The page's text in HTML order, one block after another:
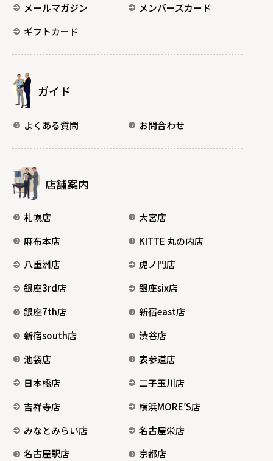
メールマガジン
メンバーズカード
ギフトカード
ガイド
よくある質問 お問合わせ
店舗案内
札幌店
大宮店
麻布本店
KITTE 丸の内店
八重洲店
虎ノ門店
銀座3rd店
銀座six店
銀座7th店
新宿east店
新宿south店
渋谷店
池袋店
表参道店
日本橋店
二子玉川店
吉祥寺店
横浜MORE’S店
みなとみらい店
名古屋栄店
名古屋駅店
京都店